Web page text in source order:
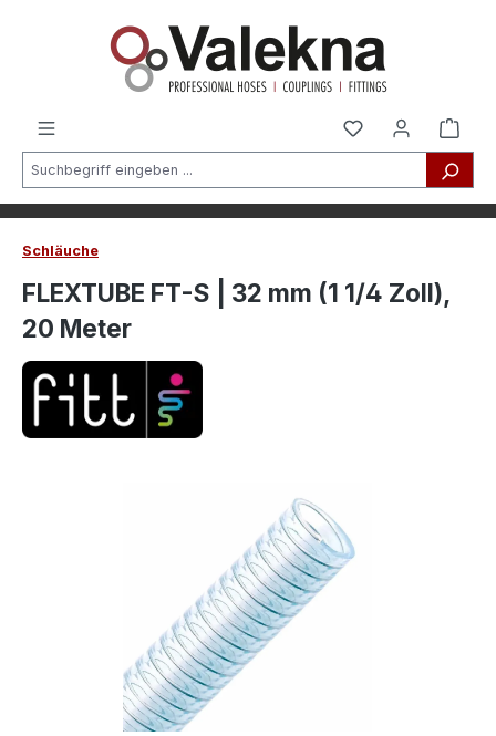
Schläuche
FLEXTUBE FT-S | 32 mm (1 1/4 Zoll),
20 Meter